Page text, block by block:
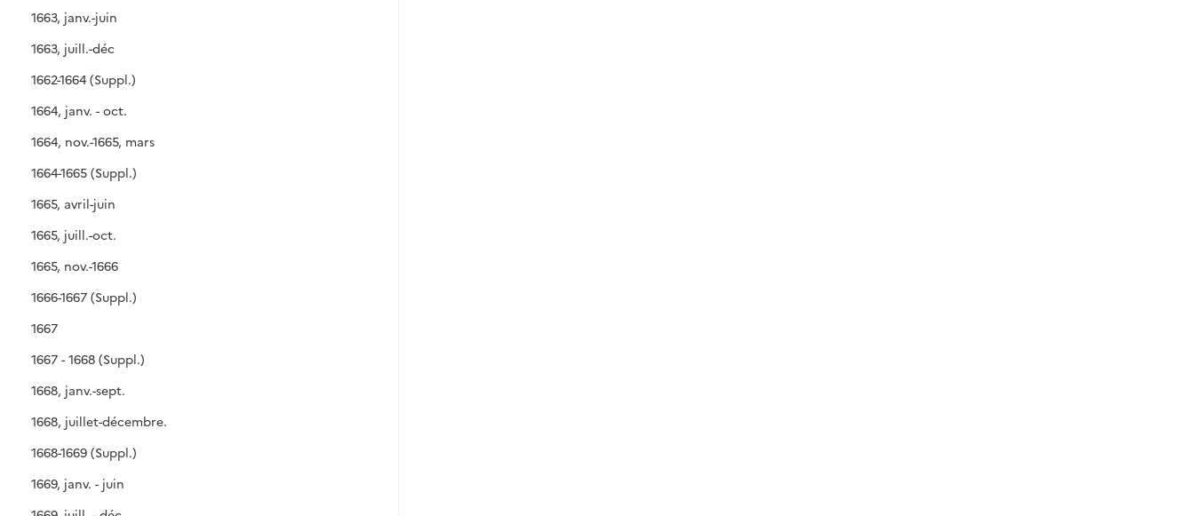
1663, janv.-juin
1663, juill.-déc
1662-1664 (Suppl.)
1664, janv. - oct.
1664, nov.-1665, mars
1664-1665 (Suppl.)
1665, avril-juin
1665, juill.-oct.
1665, nov.-1666
1666-1667 (Suppl.)
1667
1667 - 1668 (Suppl.)
1668, janv.-sept.
1668, juillet-décembre.
1668-1669 (Suppl.)
1669, janv. - juin